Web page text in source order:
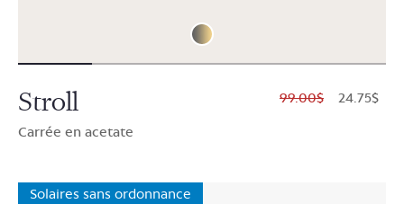
Stroll
Carrée en acetate
$99.00 $24.75
Solaires sans ordonnance